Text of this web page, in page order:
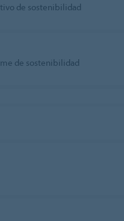
de sostenibilidad
de sostenibilidad